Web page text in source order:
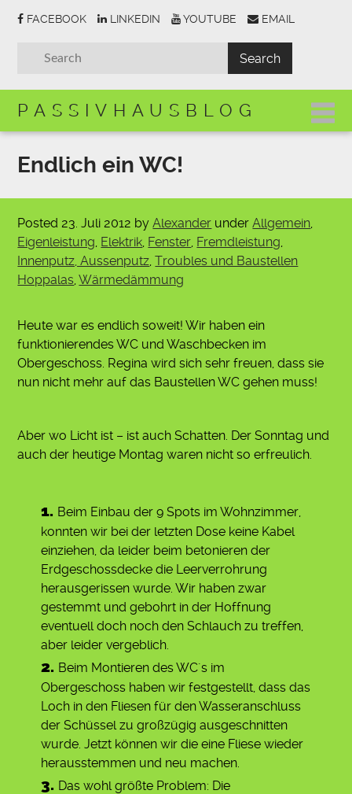
FACEBOOK LINKEDIN YOUTUBE EMAIL
PASSIVHAUSBLOG
Endlich ein WC!
Posted23. Juli 2012 byAlexander underAllgemein,
Eigenleistung, Elektrik, Fenster, Fremdleistung,
Innenputz, Aussenputz,Troubles und Baustellen
Hoppalas,Wärmedämmung
Heute war es endlich soweit! Wir haben ein
funktionierendes WC und Waschbecken im
Obergeschoss. Regina wird sich sehr freuen, dass sie
nun nicht mehr auf das Baustellen WC gehen muss!
Aber wo Licht ist – ist auch Schatten. Der Sonntag und
auch der heutige Montag waren nicht so erfreulich.
Beim Einbau der 9 Spots im Wohnzimmer,
konnten wir bei der letzten Dose keine Kabel
einziehen, da leider beim betonieren der
Erdgeschossdecke die Leerverrohrung
herausgerissen wurde. Wir haben zwar
gestemmt und gebohrt in der Hoffnung
eventuell doch noch den Schlauch zu treffen,
aber leider vergeblich.
Beim Montieren des WC´s im
Obergeschoss haben wir festgestellt, dass das
Loch in den Fliesen für den Wasseranschluss
der Schüssel zu großzügig ausgeschnitten
wurde. Jetzt können wir die eine Fliese wieder
herausstemmen und neu machen.
Das wohl größte Problem: Die